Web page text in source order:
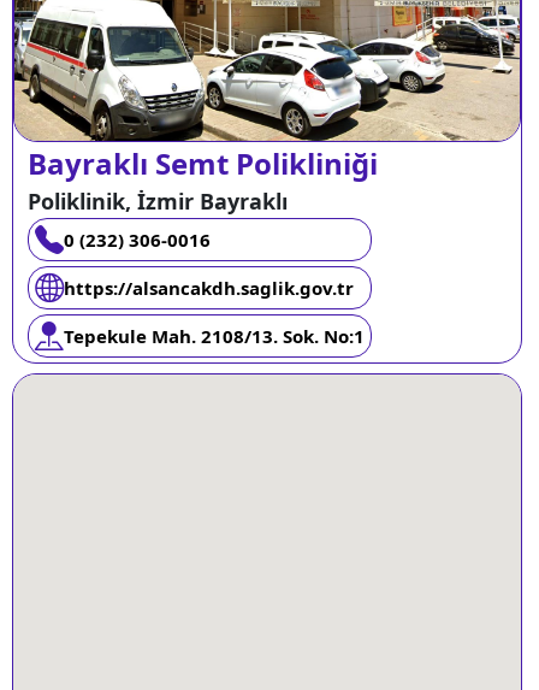
Bayraklı Semt Polikliniği
Poliklinik, İzmir Bayraklı
0 (232) 306-0016
https://alsancakdh.saglik.gov.tr
Tepekule Mah. 2108/13. Sok. No:1